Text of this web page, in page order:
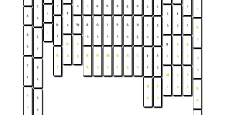
K
R
b
C
s
F
r
C
a
S
r
B
a
R
a
↓
↓
r
H
f
R
f
T
a
D
b
o
W
S
g
c
R
e
B
h
u
O
s
H
s
h
I
r
M
t
d
P
t
D
s
g
A
u
R
g
d
H
g
C
n
a
I
n
T
l
N
h
e
S
n
P
b
F
l
S
b
B
i
M
c
T
e
P
o
L
v
r
I
A
t
T
s
r
K
r
X
e
R
n